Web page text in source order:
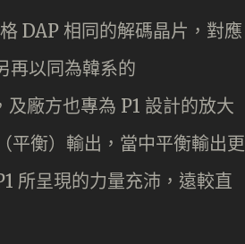
DAP 相同的解碼晶片，對應
再以同為韓系的
廠方也專為 P1 設計的放大
衡）輸出，當中平衡輸出更
所呈現的力量充沛，遠較直